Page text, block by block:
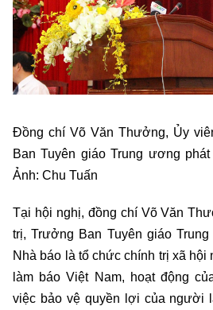
Đồng chí Võ Văn Thưởng, Ủy
Ban Tuyên giáo Trung ương
Ảnh: Chu Tuấn
Tại hội nghị, đồng chí Võ Văn
trị, Trưởng Ban Tuyên giáo
Nhà báo là tổ chức chính trị xã
làm báo Việt Nam, hoạt động
việc bảo vệ quyền lợi của người